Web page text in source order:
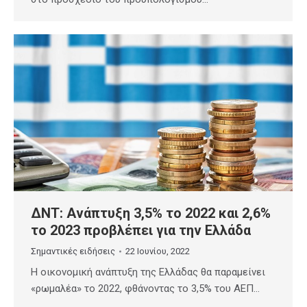
ΔΝΤ: Ανάπτυξη 3,5% το 2022 και 2,6%
το 2023 προβλέπει για την Ελλάδα
Σημαντικές ειδήσεις 22 Ιουνίου, 2022
Η οικονομική ανάπτυξη της Ελλάδας θα παραμείνει
«ρωμαλέα» το 2022, φθάνοντας το 3,5% του ΑΕΠ…